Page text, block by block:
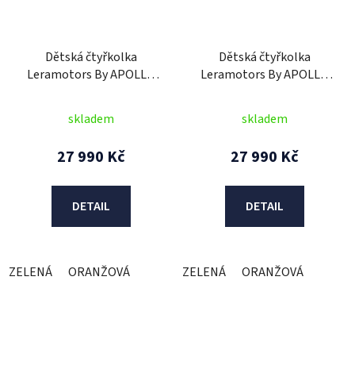
Dětská čtyřkolka
Leramotors By APOLLO
skladem
27 990 Kč
DETAIL
ZELENÁ ORANŽOVÁ
Dětská čtyřkolka
Leramotors By APOLLO
skladem
27 990 Kč
DETAIL
ZELENÁ ORANŽOVÁ